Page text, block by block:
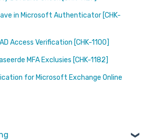
in Microsoft Authenticator [CHK-
Access Verification [CHK-1100]
MFA Exclusies [CHK-1182]
for Microsoft Exchange Online